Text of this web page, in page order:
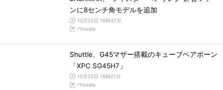
ンに8センチ角モデルを追加
10月22日 16時47分
ITmedia
Shuttle、G45マザー搭載のキューブベアボーン
「XPC SG45H7」
10月22日 16時01分
ITmedia